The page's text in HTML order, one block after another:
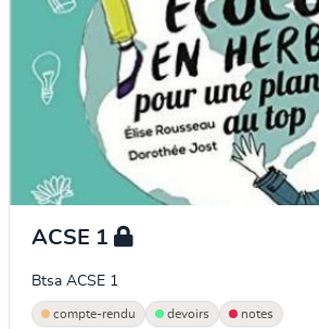
ACSE 1
Btsa ACSE 1
compte-rendu devoirs notes